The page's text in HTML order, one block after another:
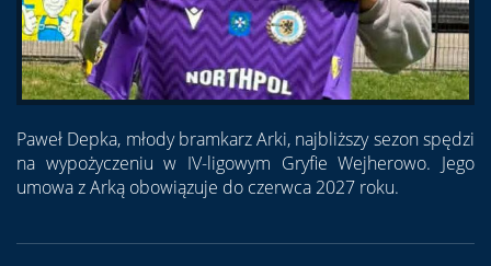
Paweł Depka, młody bramkarz Arki, najbliższy sezon spędzi
na wypożyczeniu w IV-ligowym Gryfie Wejherowo. Jego
umowa z Arką obowiązuje do czerwca 2027 roku.